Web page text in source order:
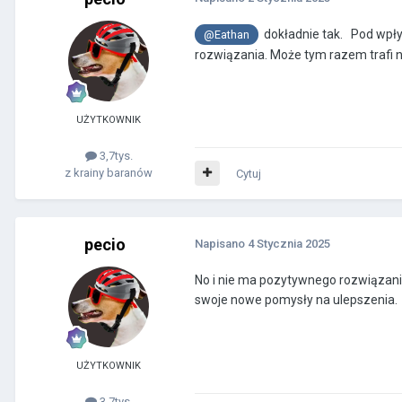
UŻYTKOWNIK
3,7tys.
z krainy baranów
@Eathan
dokładnie tak. Pod
rozwiązania. Może tym razem trafi
Cytuj
pecio
UŻYTKOWNIK
Napisano 4 Stycznia 2025
No i nie ma pozytywnego
swoje nowe pomysły na ulepszenia.